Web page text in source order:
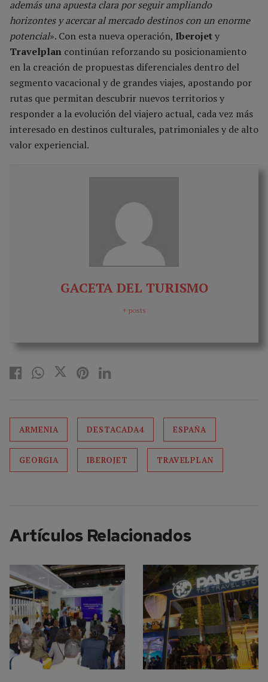
además una apuesta clara por seguir ampliando
horizontes y acercar al mercado destinos con un enorme
potencial». Con esta nueva operación, Iberojety
Travelplan continúan reforzando su posicionamiento
en la creación de propuestas diferenciales dentro del
segmento vacacional y de grandes viajes, apostando por
rutas que permitan descubrir nuevos territorios y
responder a la evolución del viajero actual, cada vez más
interesado en destinos culturales, patrimoniales y de alto
valor experiencial.
GACETA DEL TURISMO
+ posts
ARMENIA DESTACADA4 ESPAÑA
GEORGIA IBEROJET TRAVELPLAN
Artículos Relacionados